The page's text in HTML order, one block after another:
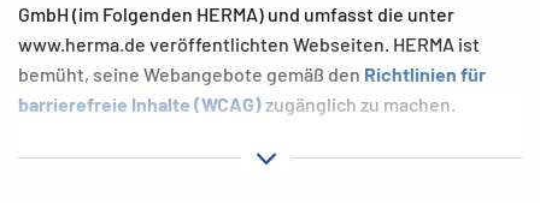
GmbH (im Folgenden HERMA) und umfasst die unter
www.herma.de veröffentlichten Webseiten. HERMA ist
bemüht, seine Webangebote gemäß den Richtlinien für
barrierefreie Inhalte (WCAG)zugänglich zu machen.
Diese Website ist teilweise barrierefrei. Sie entspricht